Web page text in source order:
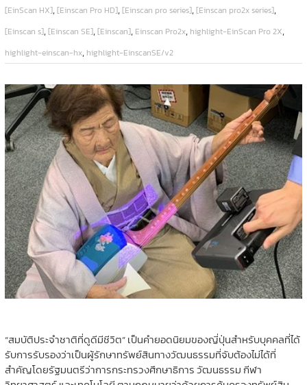
[EinScan HX],[Einscan Pro HD],[Einscan pro series],[Einscan pro2x series],
[Einscan s],[Einscan SE],[Einscan], Einscan Pro2x, highlight-EinScan Pro 2X,
highlight-einscan-hx, highlight-EinscanSE/v2
“สมบัติประจำชาติที่ดูดีมีชีวิต” เป็นคำยอดนิยมของญี่ปุ่นสำหรับบุคคลที่ได้
รับการรับรองว่าเป็นผู้รักษาทรัพย์สินทางวัฒนธรรมที่จับต้องไม่ได้ที่
สำคัญโดยรัฐมนตรีว่าการกระทรวงศึกษาธิการ วัฒนธรรม กีฬา